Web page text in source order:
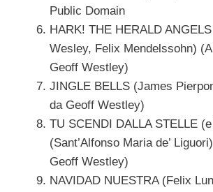
Public Domain
HARK! THE HERALD
Wesley, Felix Mendelssohn)
Geoff Westley)
JINGLE BELLS (James
da Geoff Westley)
TU SCENDI DALLA STELLE
(Sant’Alfonso Maria de’
Geoff Westley)
NAVIDAD NUESTRA (Felix